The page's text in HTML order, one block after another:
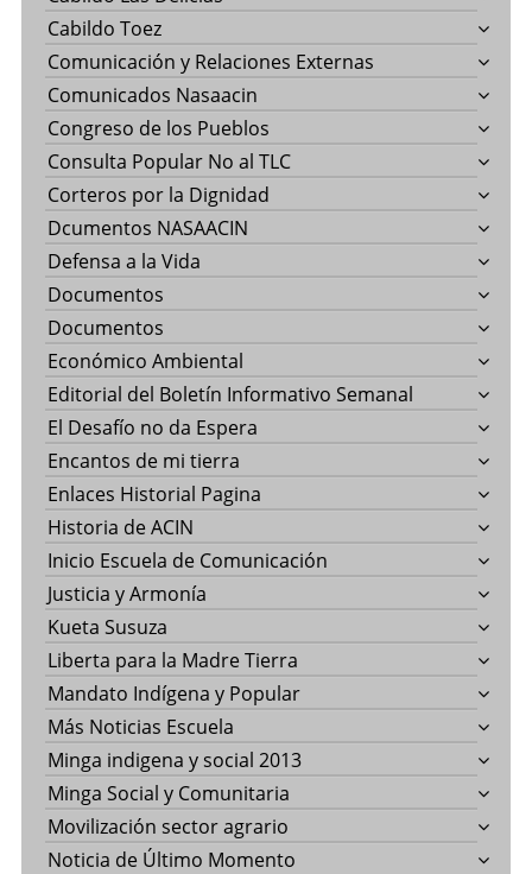
Cabildo Toez
Comunicación y Relaciones Externas
Comunicados Nasaacin
Congreso de los Pueblos
Consulta Popular No al TLC
Corteros por la Dignidad
Dcumentos NASAACIN
Defensa a la Vida
Documentos
Documentos
Económico Ambiental
Editorial del Boletín Informativo Semanal
El Desafío no da Espera
Encantos de mi tierra
Enlaces Historial Pagina
Historia de ACIN
Inicio Escuela de Comunicación
Justicia y Armonía
Kueta Susuza
Liberta para la Madre Tierra
Mandato Indígena y Popular
Más Noticias Escuela
Minga indigena y social 2013
Minga Social y Comunitaria
Movilización sector agrario
Noticia de Último Momento